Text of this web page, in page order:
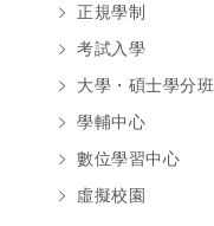
正規學制
考試入學
大學・碩士學分班
學輔中心
數位學習中心
虛擬校園